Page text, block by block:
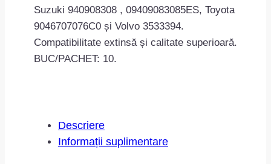
Suzuki 940908308 , 09409083085ES, Toyota
9046707076C0 și Volvo 3533394.
Compatibilitate extinsă și calitate superioară.
BUC/PACHET: 10.
Descriere
Informații suplimentare